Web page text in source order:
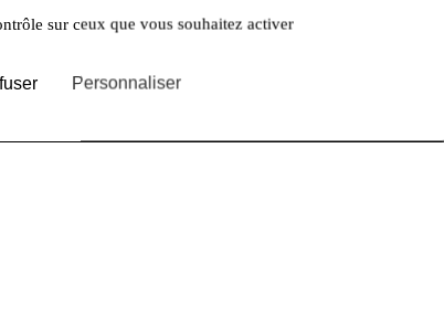
sur ceux que vous souhaitez activer
Personnaliser